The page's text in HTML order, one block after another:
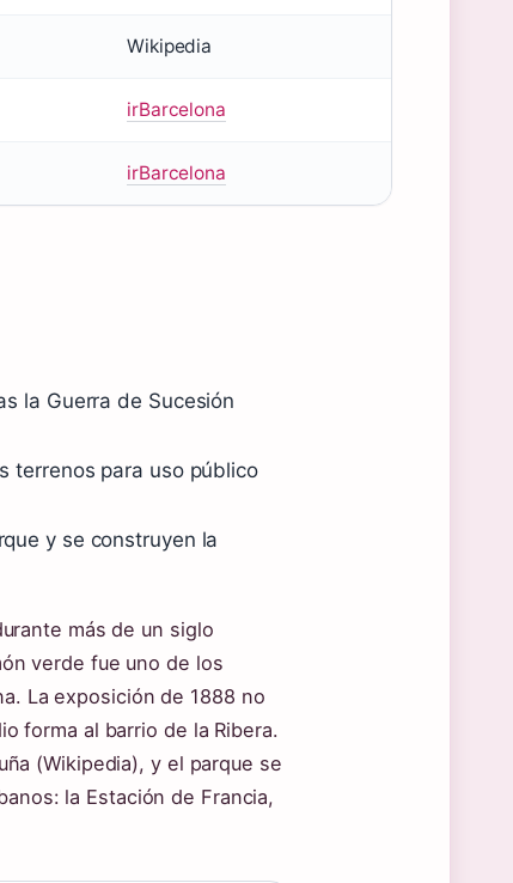
Wikipedia
irBarcelona
irBarcelona
la Guerra de Sucesión
terrenos para uso público
y se construyen la
más de un siglo
verde fue uno de los
La exposición de 1888 no
forma al barrio de la Ribera.
(Wikipedia), y el parque se
la Estación de Francia,